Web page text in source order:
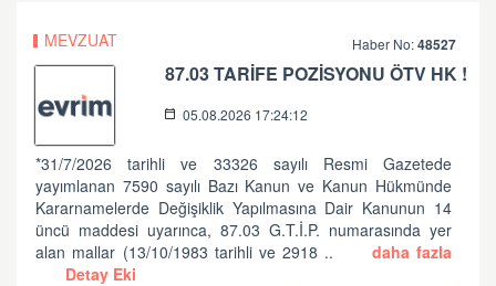
MEVZUAT Haber No:48527
87.03 TARİFE POZİSYONU ÖTV HK !
05.08.2026 17:24:12
*31/7/2026 tarihli ve 33326 sayılı Resmi Gazetede
yayımlanan 7590 sayılı Bazı Kanun ve Kanun Hükmünde
Kararnamelerde Değişiklik Yapılmasına Dair Kanunun 14
üncü maddesi uyarınca, 87.03 G.T.İ.P. numarasında yer
alan mallar (13/10/1983 tarihli ve 2918 ..
daha fazla
Detay Eki